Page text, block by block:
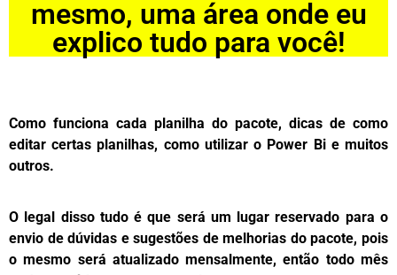
mesmo, uma área onde eu
explico tudo para você!
Como funciona cada planilha do pacote, dicas de como
editar certas planilhas, como utilizar o Power Bi e muitos
outros.
O legal disso tudo é que será um lugar reservado para o
envio de dúvidas e sugestões de melhorias do pacote, pois
o mesmo será atualizado mensalmente, então todo mês